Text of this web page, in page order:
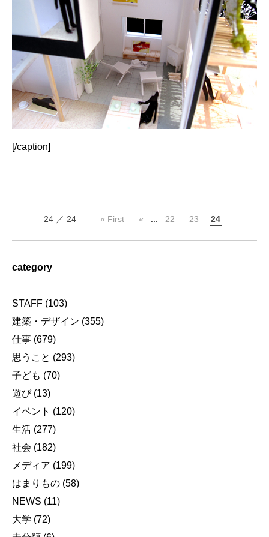
[/caption]
24 ／ 24 « First « 22 23 24
category
STAFF (103)
建築・デザイン (355)
仕事 (679)
思うこと (293)
子ども (70)
遊び(13)
イベント (120)
生活 (277)
社会 (182)
メディア (199)
はまりもの (58)
NEWS (11)
大学 (72)